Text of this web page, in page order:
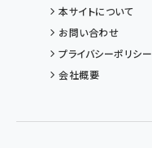
本サイトについて
お問い合わせ
プライバシーポリシー
会社概要